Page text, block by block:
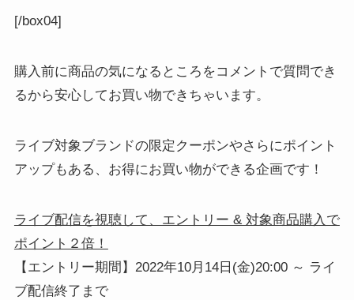
[/box04]
購入前に商品の気になるところをコメントで質問でき
るから安心してお買い物できちゃいます。
ライブ対象ブランドの限定クーポンやさらにポイント
アップもある、お得にお買い物ができる企画です！
ライブ配信を視聴して、エントリー & 対象商品購入で
ポイント２倍！
【エントリー期間】2022年10月14日(金)20:00 ～ ライ
ブ配信終了まで